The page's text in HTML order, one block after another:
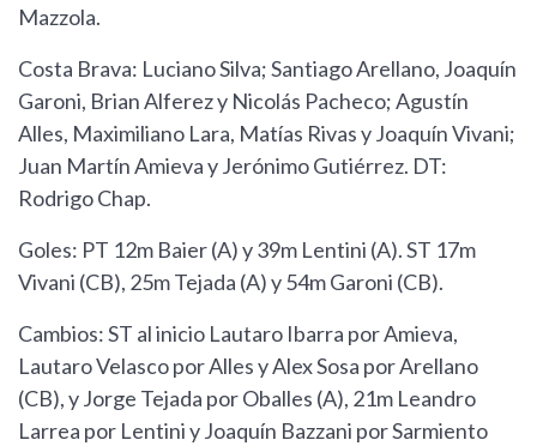
Mazzola.
Costa Brava: Luciano Silva; Santiago Arellano, Joaquín
Garoni, Brian Alferez y Nicolás Pacheco; Agustín
Alles, Maximiliano Lara, Matías Rivas y Joaquín Vivani;
Juan Martín Amieva y Jerónimo Gutiérrez. DT:
Rodrigo Chap.
Goles: PT 12m Baier (A) y 39m Lentini (A). ST 17m
Vivani (CB), 25m Tejada (A) y 54m Garoni (CB).
Cambios: ST al inicio Lautaro Ibarra por Amieva,
Lautaro Velasco por Alles y Alex Sosa por Arellano
(CB), y Jorge Tejada por Oballes (A), 21m Leandro
Larrea por Lentini y Joaquín Bazzani por Sarmiento